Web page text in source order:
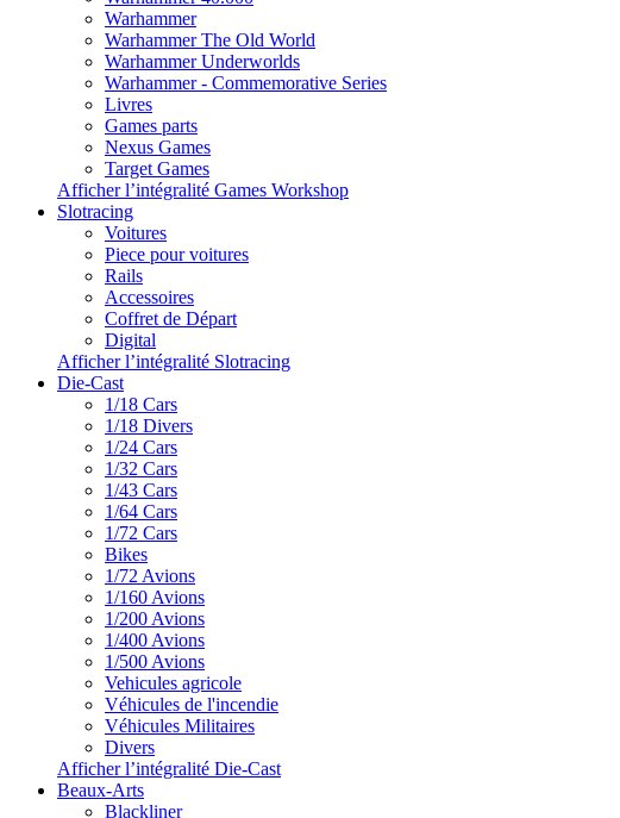
Warhammer
Warhammer The Old World
Warhammer Underworlds
Warhammer - Commemorative Series
Livres
Games parts
Nexus Games
Target Games
Afficher l’intégralité Games Workshop
Slotracing
Voitures
Piece pour voitures
Rails
Accessoires
Coffret de Départ
Digital
Afficher l’intégralité Slotracing
Die-Cast
1/18 Cars
1/18 Divers
1/24 Cars
1/32 Cars
1/43 Cars
1/64 Cars
1/72 Cars
Bikes
1/72 Avions
1/160 Avions
1/200 Avions
1/400 Avions
1/500 Avions
Vehicules agricole
Véhicules de l'incendie
Véhicules Militaires
Divers
Afficher l’intégralité Die-Cast
Beaux-Arts
Blackliner